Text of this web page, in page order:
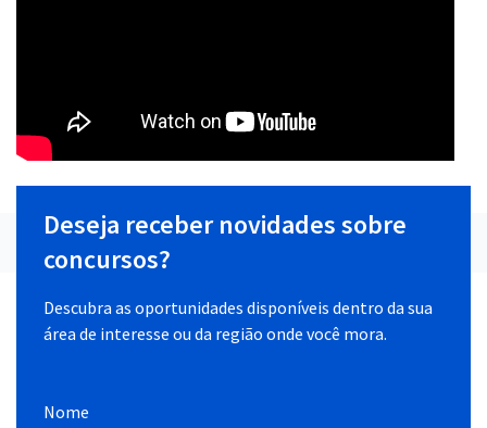
Deseja receber novidades sobre
concursos?
Descubra as oportunidades disponíveis dentro da sua
área de interesse ou da região onde você mora.
Nome